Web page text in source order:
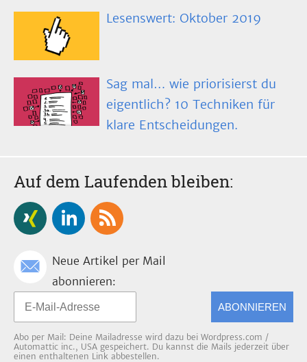
Lesenswert: Oktober 2019
Sag mal… wie priorisierst du
eigentlich? 10 Techniken für
klare Entscheidungen.
Auf dem Laufenden bleiben:
Neue Artikel per Mail
abonnieren:
ABONNIEREN
Abo per Mail: Deine Mailadresse wird dazu bei Wordpress.com /
Automattic inc., USA gespeichert. Du kannst die Mails jederzeit über
einen enthaltenen Link abbestellen.